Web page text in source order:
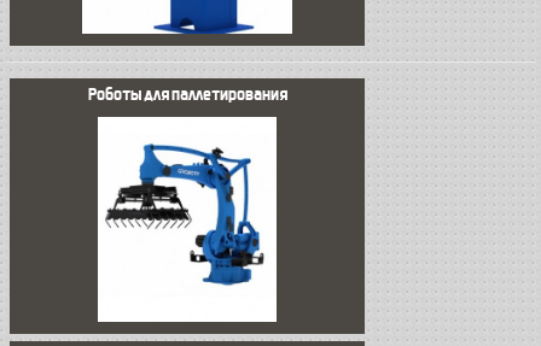
Роботы для паллетирования